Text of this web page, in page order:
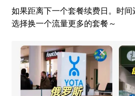
如果距离下一个套餐续费日。时
选择换一个流量更多的套餐～